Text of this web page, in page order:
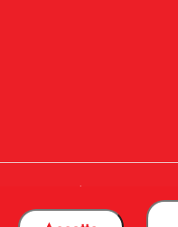
Codice attività 5229